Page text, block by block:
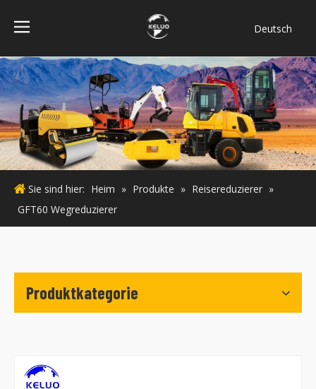
Deutsch
Bahasa
indonesia
Türk dili
ไทย
Italiano
Português
Español
Sie sind hier: Heim » Produkte » Reisereduzierer »
GFT60 Wegreduzierer
Produktkategorie